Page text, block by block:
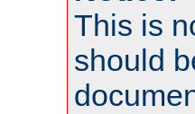
This is
should